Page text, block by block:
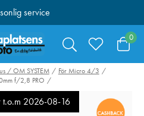
service
över 1000:-
0
/ OM SYSTEM
För Micro 4/3
f/2,8 PRO
t.o.m 2026-08-16